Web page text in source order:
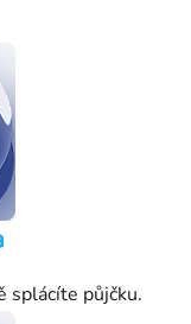
splácíte půjčku.